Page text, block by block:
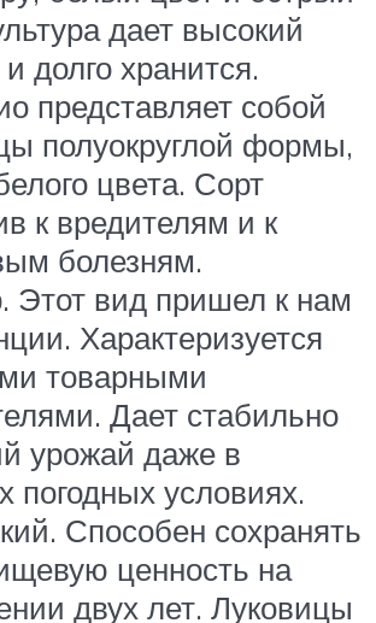
дает высокий
долго хранится.
представляет собой
полуокруглой формы,
цвета. Сорт
к вредителям и к
болезням.
Этот вид пришел к нам
Характеризуется
товарными
Дает стабильно
урожай даже в
погодных условиях.
Способен сохранять
ценность на
двух лет. Луковицы